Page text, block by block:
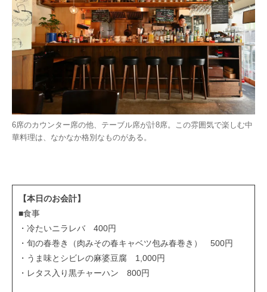
6席のカウンター席の他、テーブル席が計8席。この雰囲気で楽しむ中
華料理は、なかなか格別なものがある。
【本日のお会計】
■食事
・冷たいニラレバ 400円
・旬の春巻き（肉みその春キャベツ包み春巻き） 500円
・うま味とシビレの麻婆豆腐 1,000円
・レタス入り黒チャーハン 800円